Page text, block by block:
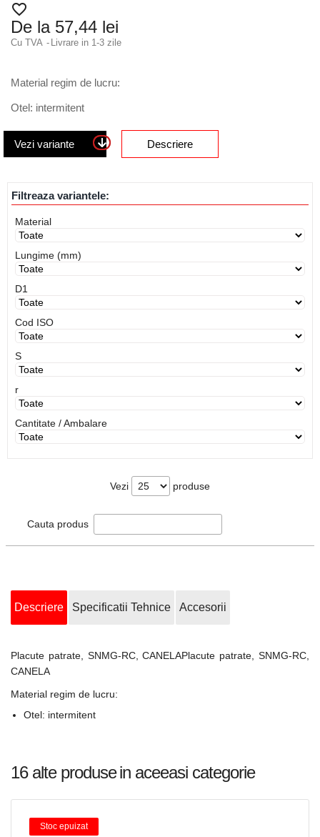
favorite_border
De la 57,44 lei
Cu TVA Livrare in 1-3 zile
Material regim de lucru:
Otel: intermitent
Vezi variante Descriere
Filtreaza variantele:
Material
Lungime (mm)
D1
Cod ISO
S
r
Cantitate / Ambalare
Vezi produse
Cauta produs
Descriere Specificatii Tehnice Accesorii
Placute patrate, SNMG-RC, CANELAPlacute patrate, SNMG-RC,
CANELA
Material regim de lucru:
Otel: intermitent
16 alte produsein aceeasi categorie
Stoc epuizat